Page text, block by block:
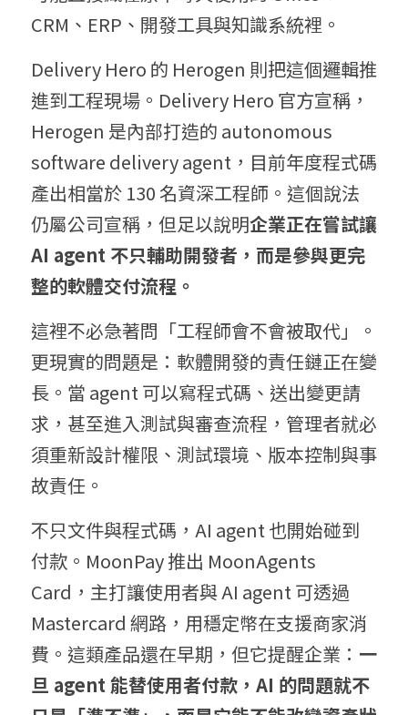
CRM、ERP、開發工具與知識系統裡。
Delivery Hero 的 Herogen 則把這個邏輯推
進到工程現場。Delivery Hero 官方宣稱，
Herogen 是內部打造的 autonomous
software delivery agent，目前年度程式碼
產出相當於 130 名資深工程師。這個說法
仍屬公司宣稱，但足以說明企業正在嘗試讓
AI agent 不只輔助開發者，而是參與更完
整的軟體交付流程。
這裡不必急著問「工程師會不會被取代」。
更現實的問題是：軟體開發的責任鏈正在變
長。當 agent 可以寫程式碼、送出變更請
求，甚至進入測試與審查流程，管理者就必
須重新設計權限、測試環境、版本控制與事
故責任。
不只文件與程式碼，AI agent 也開始碰到
付款。MoonPay 推出 MoonAgents
Card，主打讓使用者與 AI agent 可透過
Mastercard 網路，用穩定幣在支援商家消
費。這類產品還在早期，但它提醒企業： 一
旦 agent 能替使用者付款，AI 的問題就不